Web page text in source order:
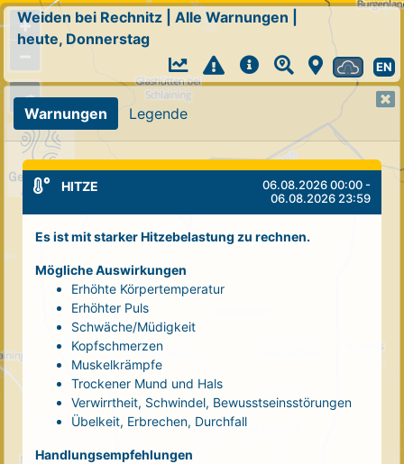
+
Weiden bei Rechnitz Alle Warnungen
heute, Donnerstag
EN
Warnungen Legende
HITZE
06.08.2026 00:00 -
06.08.2026 23:59
Es ist mit starker Hitzebelastung zu rechnen.
Mögliche Auswirkungen
Erhöhte Körpertemperatur
Erhöhter Puls
Schwäche/Müdigkeit
Kopfschmerzen
Muskelkrämpfe
Trockener Mund und Hals
Verwirrtheit, Schwindel, Bewusstseinsstörungen
Übelkeit, Erbrechen, Durchfall
Handlungsempfehlungen